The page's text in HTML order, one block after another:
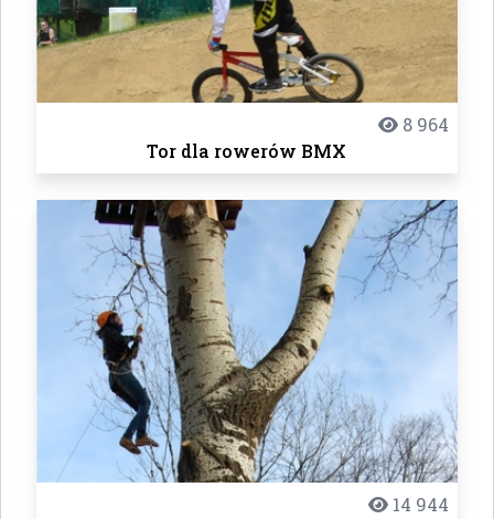
8 964
Tor dla rowerów BMX
14 944